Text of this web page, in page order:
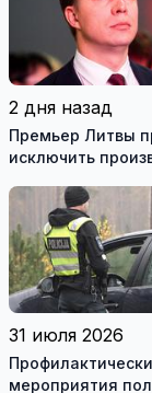
2 дня назад
Премьер Литвы
исключить
рекомендуемой
литературы
31 июля 2026
мероприятия